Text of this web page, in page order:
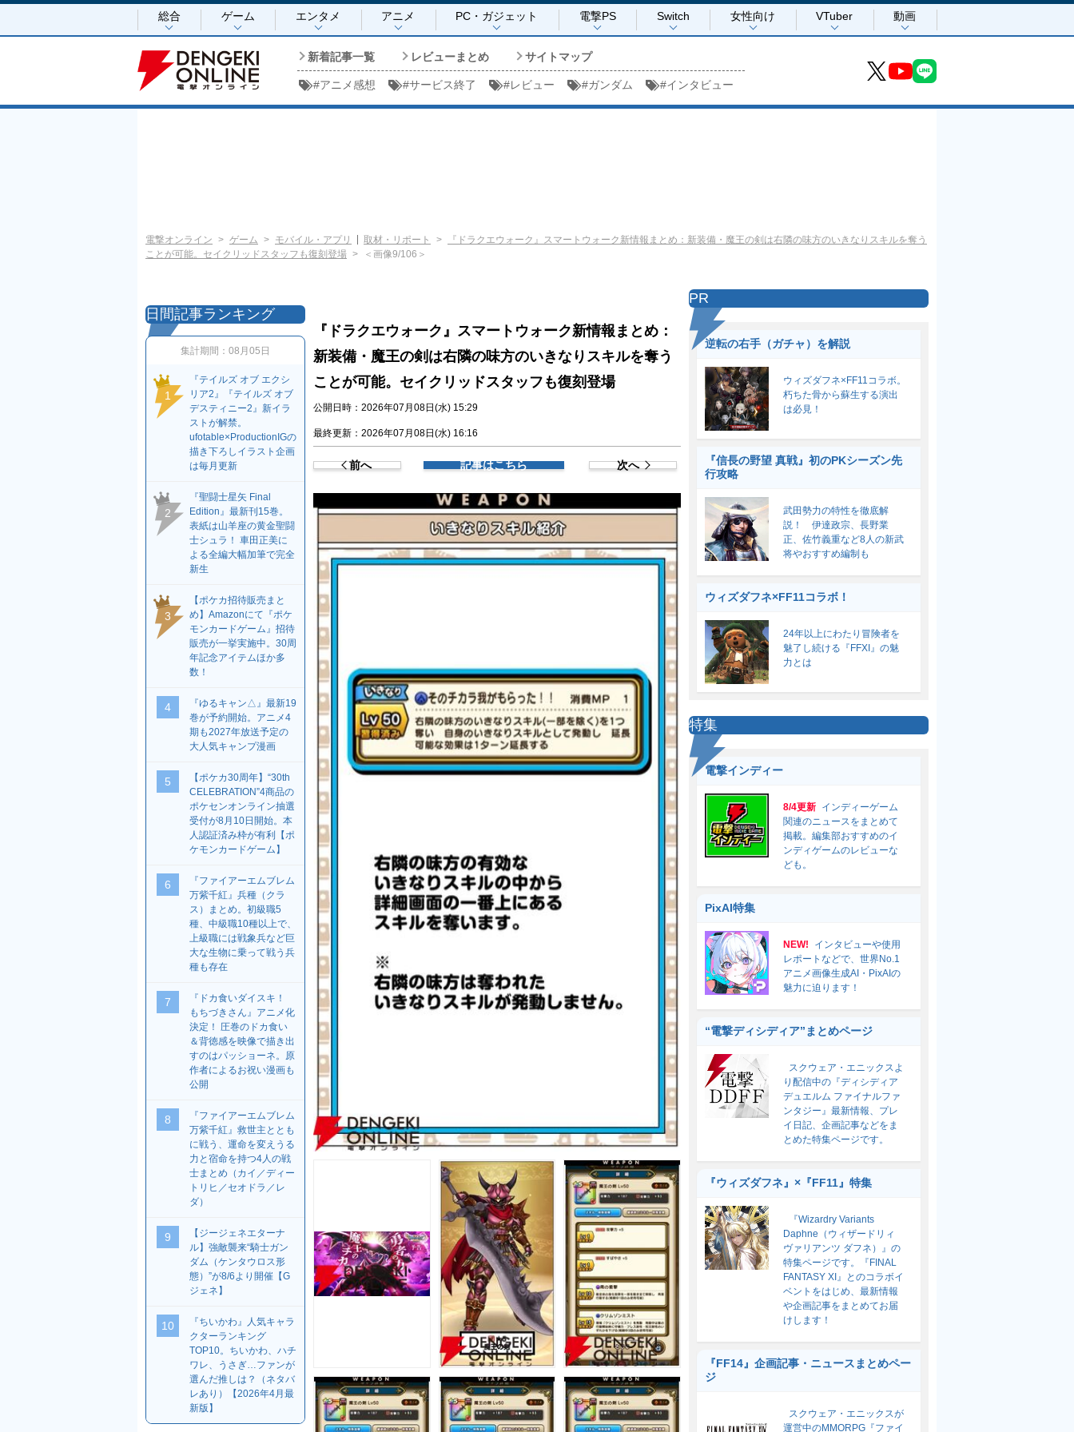
総合 ゲーム エンタメ アニメ PC・ガジェット 電撃PS Switch 女性向け VTuber 動画
新着記事一覧 レビューまとめ サイトマップ
#アニメ感想 #サービス終了 #レビュー #ガンダム #インタビュー
電撃オンライン ゲーム モバイル・アプリ 取材・リポート
『ドラクエウォーク』スマートウォーク新情報まとめ：新装備・魔王の剣は右隣の味方のいきなりスキルを奪う
ことが可能。セイクリッドスタッフも復刻登場
＜画像9/106＞
『ドラクエウォーク』スマートウォーク新情報まとめ：
新装備・魔王の剣は右隣の味方のいきなりスキルを奪う
ことが可能。セイクリッドスタッフも復刻登場
公開日時：2026年07月08日(水) 15:29
最終更新：2026年07月08日(水) 16:16
前へ 記事はこちら 次へ
日間記事ランキング
集計期間： 08月05日
1
『テイルズ オブ エクシ
リア2』『テイルズ オブ
デスティニー2』新イラ
ストが解禁。
ufotable×ProductionIGの
描き下ろしイラスト企画
は毎月更新
2
『聖闘士星矢 Final
Edition』最新刊15巻。
表紙は山羊座の黄金聖闘
士シュラ！ 車田正美に
よる全編大幅加筆で完全
新生
3
【ポケカ招待販売まと
め】Amazonにて『ポケ
モンカードゲーム』招待
販売が一挙実施中。30周
年記念アイテムほか多
数！
4
『ゆるキャン△』最新19
巻が予約開始。アニメ4
期も2027年放送予定の
大人気キャンプ漫画
5
【ポケカ30周年】“30th
CELEBRATION”4商品の
ポケセンオンライン抽選
受付が8月10日開始。本
人認証済み枠が有利【ポ
ケモンカードゲーム】
6
『ファイアーエムブレム
万紫千紅』兵種（クラ
ス）まとめ。初級職5
種、中級職10種以上で、
上級職には戦象兵など巨
大な生物に乗って戦う兵
種も存在
7
『ドカ食いダイスキ！
もちづきさん』アニメ化
決定！ 圧巻のドカ食い
＆背徳感を映像で描き出
すのはパッショーネ。原
作者によるお祝い漫画も
公開
8
『ファイアーエムブレム
万紫千紅』救世主ととも
に戦う、運命を変えうる
力と宿命を持つ4人の戦
士まとめ（カイ／ディー
トリヒ／セオドラ／レ
ダ）
9
【ジージェネエターナ
ル】強敵襲来“騎士ガン
ダム（ケンタウロス形
態）”が8/6より開催【G
ジェネ】
10
『ちいかわ』人気キャラ
クターランキング
TOP10。ちいかわ、ハチ
ワレ、うさぎ…ファンが
選んだ推しは？（ネタバ
レあり）【2026年4月最
新版】
PR
逆転の右手（ガチャ）を解説
ウィズダフネ×FF11コラボ。
朽ちた骨から蘇生する演出
は必見！
『信長の野望 真戦』初のPKシーズン先
行攻略
武田勢力の特性を徹底解
説！ 伊達政宗、長野業
正、佐竹義重など8人の新武
将やおすすめ編制も
ウィズダフネ×FF11コラボ！
24年以上にわたり冒険者を
魅了し続ける『FFXI』の魅
力とは
特集
電撃インディー
8/4更新 インディーゲーム
関連のニュースをまとめて
掲載。編集部おすすめのイ
ンディゲームのレビューな
ども。
PixAI特集
NEW!
インタビューや使用
レポートなどで、世界No.1
アニメ画像生成AI・PixAIの
魅力に迫ります！
“電撃ディシディア”まとめページ
スクウェア・エニックスよ
り配信中の『ディシディア
デュエルム ファイナルファ
ンタジー』最新情報、プレ
イ日記、企画記事などをま
とめた特集ページです。
『ウィズダフネ』×『FF11』特集
『Wizardry Variants
Daphne（ウィザードリィ
ヴァリアンツ ダフネ）』の
特集ページです。『FINAL
FANTASY XI』とのコラボイ
ベントをはじめ、最新情報
や企画記事をまとめてお届
けします！
『FF14』企画記事・ニュースまとめペー
ジ
スクウェア・エニックスが
運営中のMMORPG『ファイ